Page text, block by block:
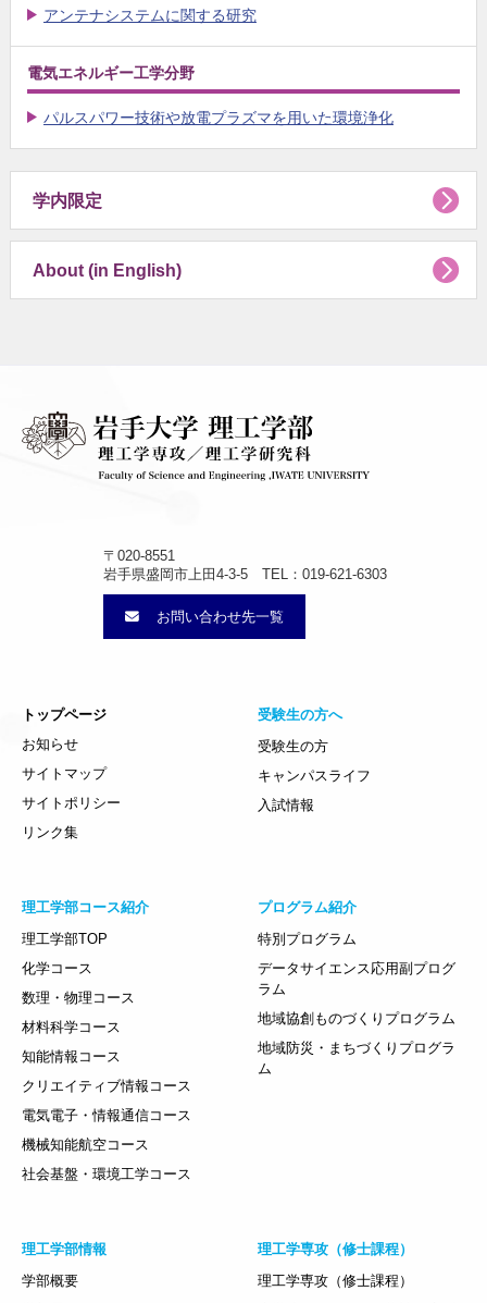
アンテナシステムに関する研究
電気エネルギー工学分野
パルスパワー技術や放電プラズマを用いた環境浄化
学内限定
About (in English)
〒020-8551
岩手県盛岡市上田4-3-5 TEL：019-621-6303
お問い合わせ先一覧
トップページ
お知らせ
サイトマップ
サイトポリシー
リンク集
受験生の方へ
受験生の方
キャンパスライフ
入試情報
理工学部コース紹介
理工学部TOP
化学コース
数理・物理コース
材料科学コース
知能情報コース
クリエイティブ情報コース
電気電子・情報通信コース
機械知能航空コース
社会基盤・環境工学コース
プログラム紹介
特別プログラム
データサイエンス応用副プログ
ラム
地域協創ものづくりプログラム
地域防災・まちづくりプログラ
ム
理工学部情報
学部概要
理工学専攻（修士課程）
理工学専攻（修士課程）